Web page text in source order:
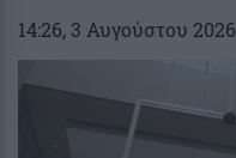
14:26, 3 Αυγούστου 2026